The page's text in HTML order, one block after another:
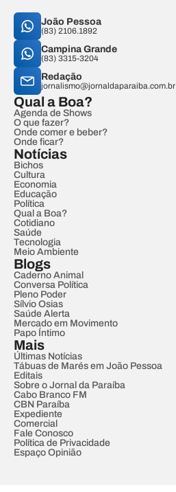
João Pessoa
(83) 2106.1892
Campina Grande
(83) 3315-3204
Redação
jornalismo@jornaldaparaiba.com.br
Qual a Boa?
Agenda de Shows
O que fazer?
Onde comer e beber?
Onde ficar?
Notícias
Bichos
Cultura
Economia
Educação
Política
Qual a Boa?
Cotidiano
Saúde
Tecnologia
Meio Ambiente
Blogs
Caderno Animal
Conversa Política
Pleno Poder
Sílvio Osias
Saúde Alerta
Mercado em Movimento
Papo Íntimo
Mais
Últimas Notícias
Tábuas de Marés em João Pessoa
Editais
Sobre o Jornal da Paraíba
Cabo Branco FM
CBN Paraíba
Expediente
Comercial
Fale Conosco
Política de Privacidade
Espaço Opinião